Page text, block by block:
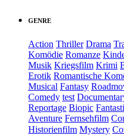
GENRE
Action Thriller Drama
Komödie Romanze
Musik Kriegsfilm Krimi
Erotik Romantische
Musical Fantasy
Comedy test
Reportage Biopic
Aventure Fernsehfilm
Historienfilm Mystery